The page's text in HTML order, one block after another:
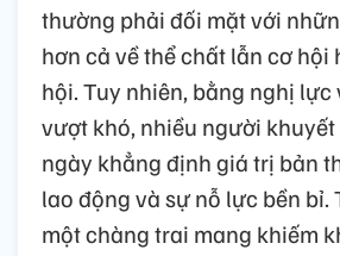
thường phải đối mặt với
hơn cả về thể chất lẫn cơ hội
hội. Tuy nhiên, bằng nghị
vượt khó, nhiều người
ngày khẳng định giá trị bản
lao động và sự nỗ lực bền bỉ.
một chàng trai mang khiếm